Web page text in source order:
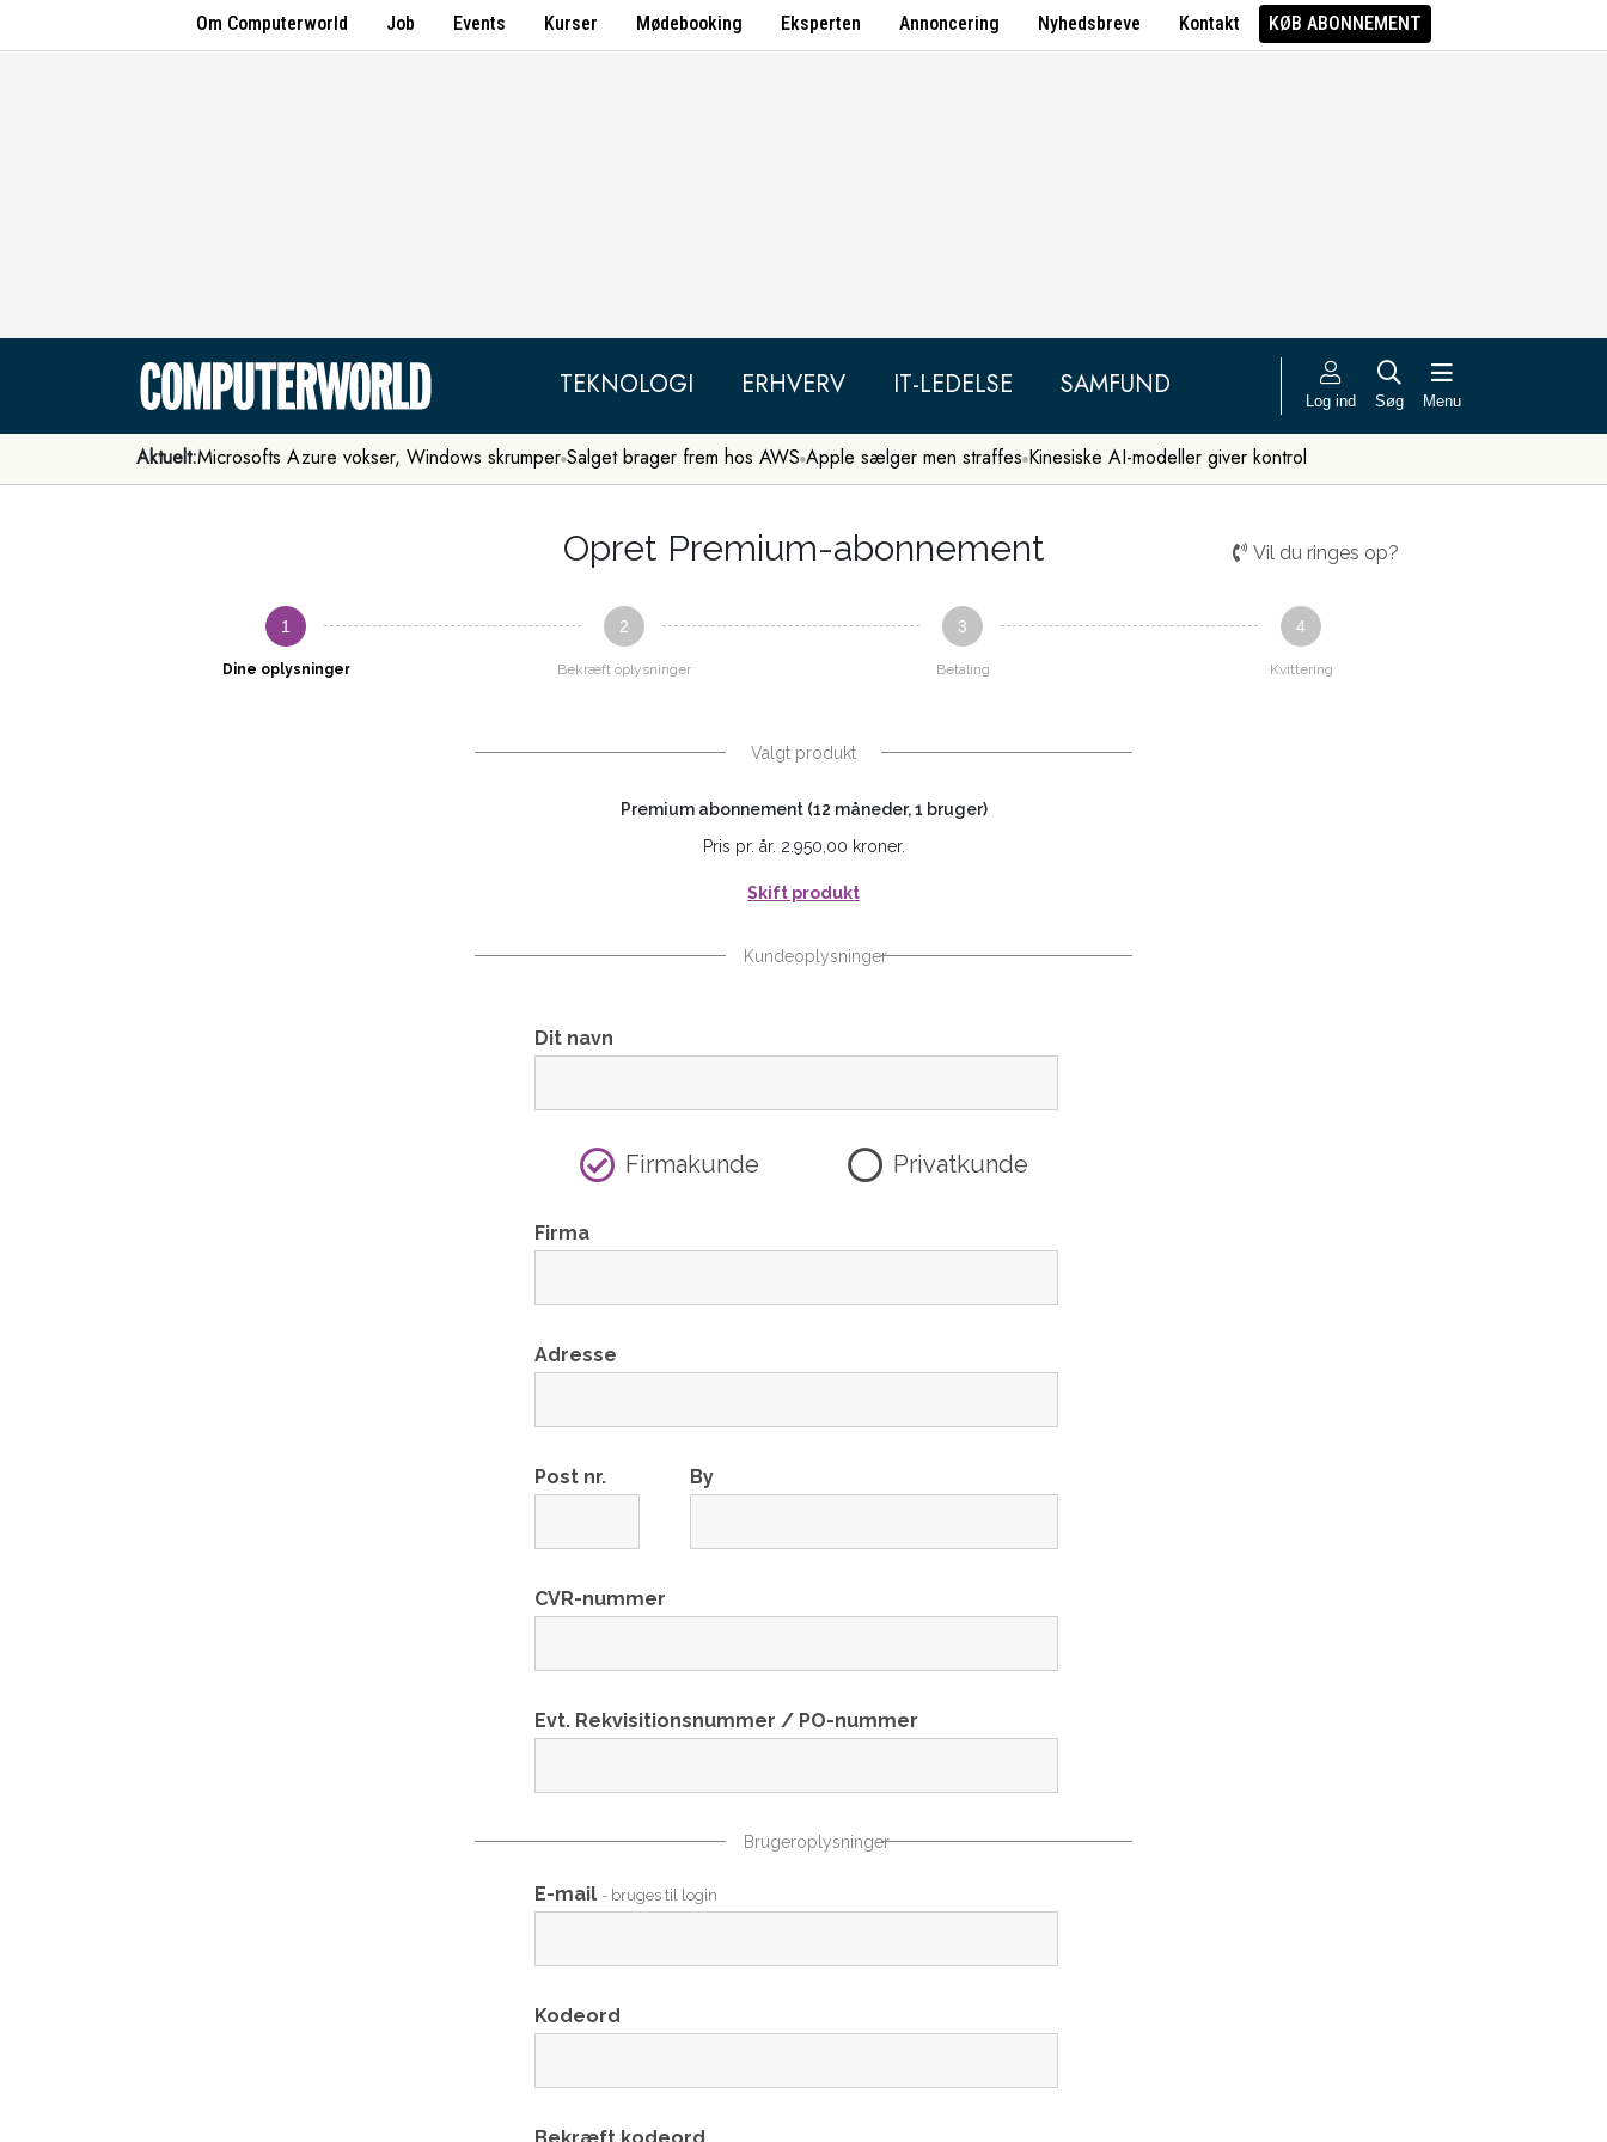
Om Computerworld Job Events Kurser Mødebooking Eksperten Annoncering Nyhedsbreve Kontakt KØB ABONNEMENT
TEKNOLOGI ERHVERV IT-LEDELSE SAMFUND Log ind Søg Menu
Aktuelt:Microsofts Azure vokser, Windows skrumper Salget brager frem hos AWS Apple sælger men straffes Kinesiske AI-modeller giver kontrol
Opret Premium-abonnement Vil du ringes op?
1
Dine oplysninger
2
Bekræft oplysninger
3
Betaling
4
Kvittering
Valgt produkt
Premium abonnement (12 måneder, 1 bruger)
Pris pr. år. 2.950,00 kroner.
Skift produkt
Kundeoplysninger
Dit navn
Firmakunde Privatkunde
Firma
Adresse
Post nr. By
CVR-nummer
Evt. Rekvisitionsnummer / PO-nummer
Brugeroplysninger
E-mail - bruges til login
Kodeord